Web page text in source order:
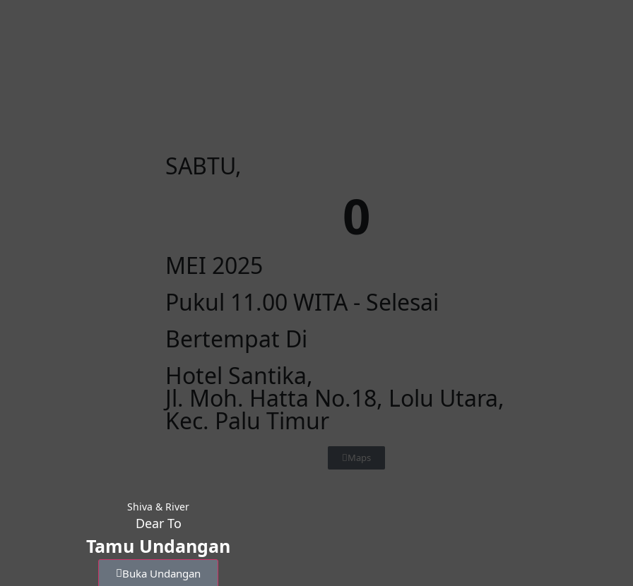
SABTU,
0
MEI 2025
Pukul 11.00 WITA - Selesai
Bertempat Di
Hotel Santika,
Jl. Moh. Hatta No.18, Lolu Utara,
Kec. Palu Timur
Maps
Shiva & River
Dear To
Tamu Undangan
Buka Undangan